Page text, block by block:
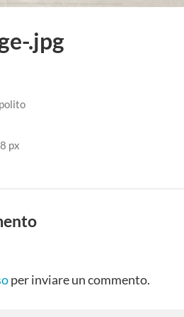
.jpg
px
per inviare un commento.